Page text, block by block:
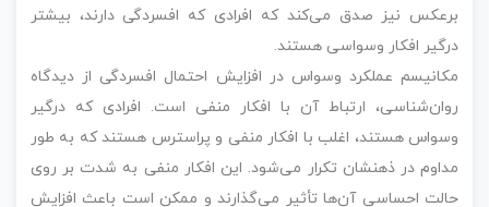
برعکس نیز صدق می‌کند که افرادی که افسردگی دارند، بیشتر
درگیر افکار وسواسی هستند.
مکانیسم عملکرد وسواس در افزایش احتمال افسردگی از دیدگاه
روان‌شناسی، ارتباط آن با افکار منفی است. افرادی که درگیر
وسواس هستند، اغلب با افکار منفی و پراسترس هستند که به طور
مداوم در ذهنشان تکرار می‌شود. این افکار منفی به شدت بر روی
حالت احساسی آن‌ها تأثیر می‌گذارند و ممکن است باعث افزایش